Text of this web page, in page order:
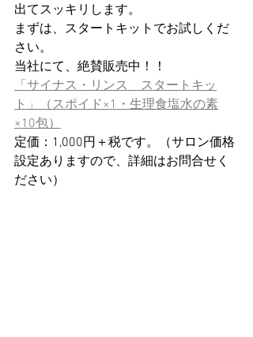
出てスッキリします。
まずは、スタートキットでお試しくだ
さい。
当社にて、絶賛販売中！！
「サイナス・リンス　スタートキッ
ト」（スポイド×1・生理食塩水の素
×10包）
定価：1,000円＋税です。（サロン価格
設定ありますので、詳細はお問合せく
ださい）